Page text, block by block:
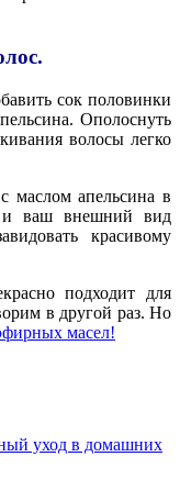
сок половинки
Ополоснуть
волосы легко
маслом апельсина в
и ваш внешний вид
красивому
подходит для
в другой раз. Но
масел!
уход в домашних